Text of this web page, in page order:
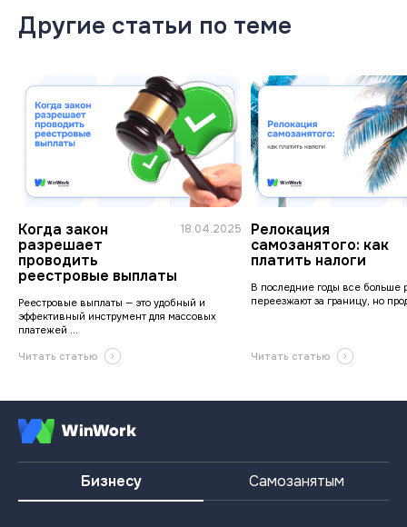
Другие статьи по теме
Когда закон
разрешает
проводить
реестровые выплаты
18.04.2025
Реестровые выплаты — это удобный и
эффективный инструмент для массовых
платежей ...
Читать статью
Релокация
самозанятого: как
платить налоги
В последние годы все больше
переезжают за границу, но
Читать статью
Бизнесу Самозанятым